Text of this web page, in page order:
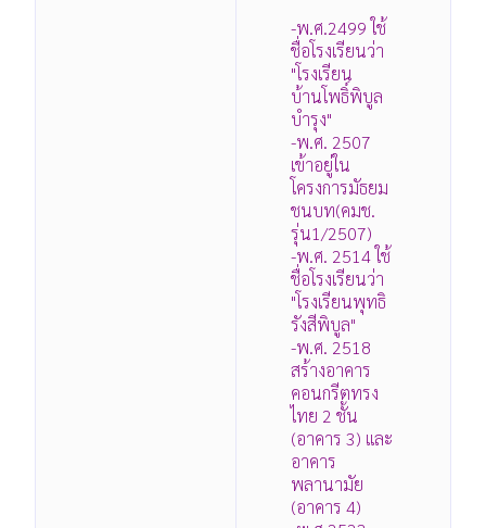
-พ.ศ.2499 ใช้
ชื่อโรงเรียนว่า
"โรงเรียน
บ้านโพธิ์พิบูล
บำรุง"
-พ.ศ. 2507
เข้าอยู่ใน
โครงการมัธยม
ชนบท(คมช.
รุ่น1/2507)
-พ.ศ. 2514 ใช้
ชื่อโรงเรียนว่า
"โรงเรียนพุทธิ
รังสีพิบูล"
-พ.ศ. 2518
สร้างอาคาร
คอนกรีตทรง
ไทย 2 ชั้น
(อาคาร 3) และ
อาคาร
พลานามัย
(อาคาร 4)